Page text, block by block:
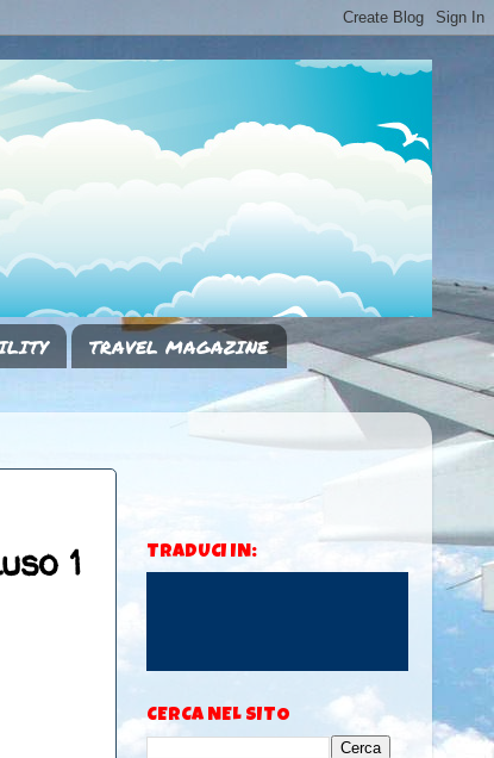
TRAVEL MAGAZINE
1
TRADUCI IN:
CERCA NEL SITO